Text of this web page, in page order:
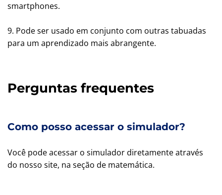
smartphones.
9. Pode ser usado em conjunto com outras tabuadas
para um aprendizado mais abrangente.
Perguntas frequentes
Como posso acessar o simulador?
Você pode acessar o simulador diretamente através
do nosso site, na seção de matemática.